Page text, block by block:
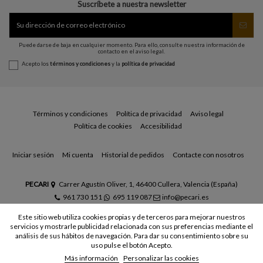
Suscríbete a nuestra newsletter
Puede darse de baja en cualquier momento. Para ello, consulte nuestra información de
contacto en el aviso legal.
Acepto lostérminos y condicionesy la política de privacidad
Términos y condiciones Política de privacidad
Aviso legal
Política de cookies
Accesibilidad
Iniciar sesión Mi cuenta Historial de pedidos Contacte con nosotros
PECARI
Carrer Agustín Oliver, 1, 46400 Cullera, Valencia (España)
961 730 151
695 119 087 info@pecari.es
Este sitio web utiliza cookies propias y de terceros para mejorar nuestros
servicios y mostrarle publicidad relacionada con sus preferencias mediante el
análisis de sus hábitos de navegación. Para dar su consentimiento sobre su
uso pulse el botón Acepto.
Más información
Personalizar las cookies